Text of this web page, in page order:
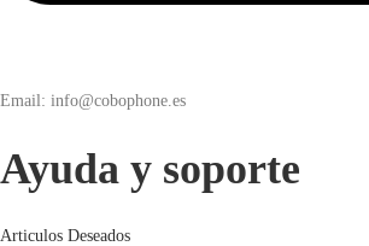
Email: info@cobophone.es
Ayuda y soporte
Articulos Deseados